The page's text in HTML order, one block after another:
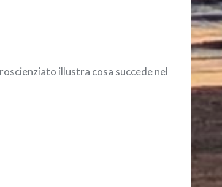
illustra cosa succede nel